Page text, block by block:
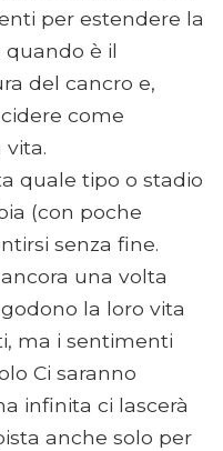
per estendere la
quando è il
del cancro e,
come
vita.
quale tipo o stadio
(con poche
senza fine.
una volta
la loro vita
ma i sentimenti
Ci saranno
infinita ci lascerà
anche solo per